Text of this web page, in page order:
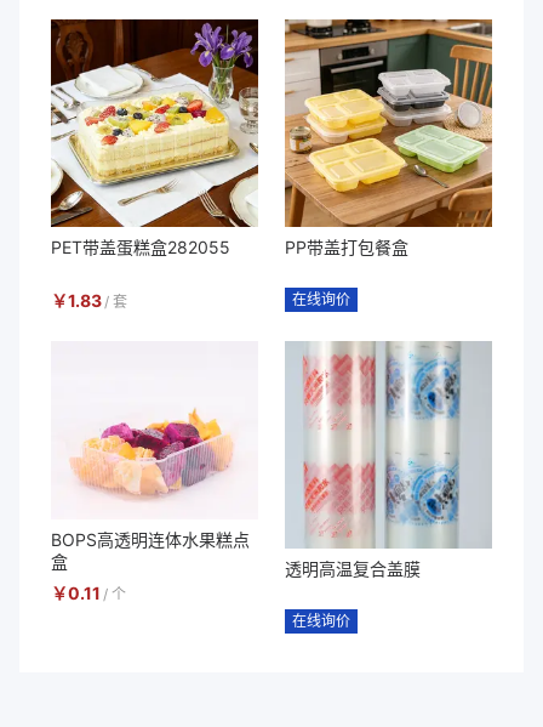
PET带盖蛋糕盒282055
￥1.83 / 套
PP带盖打包餐盒
在线询价
BOPS高透明连体水果糕点
盒
￥0.11 / 个
透明高温复合盖膜
在线询价